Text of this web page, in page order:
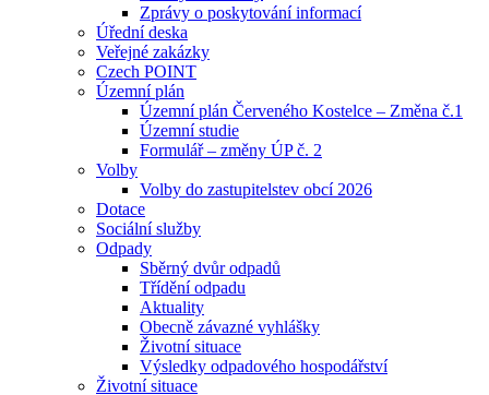
Zprávy o poskytování informací
Úřední deska
Veřejné zakázky
Czech POINT
Územní plán
Územní plán Červeného Kostelce – Změna č.1
Územní studie
Formulář – změny ÚP č. 2
Volby
Volby do zastupitelstev obcí 2026
Dotace
Sociální služby
Odpady
Sběrný dvůr odpadů
Třídění odpadu
Aktuality
Obecně závazné vyhlášky
Životní situace
Výsledky odpadového hospodářství
Životní situace